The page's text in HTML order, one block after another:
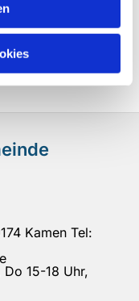
Kamen Tel:
Do 15-18 Uhr,